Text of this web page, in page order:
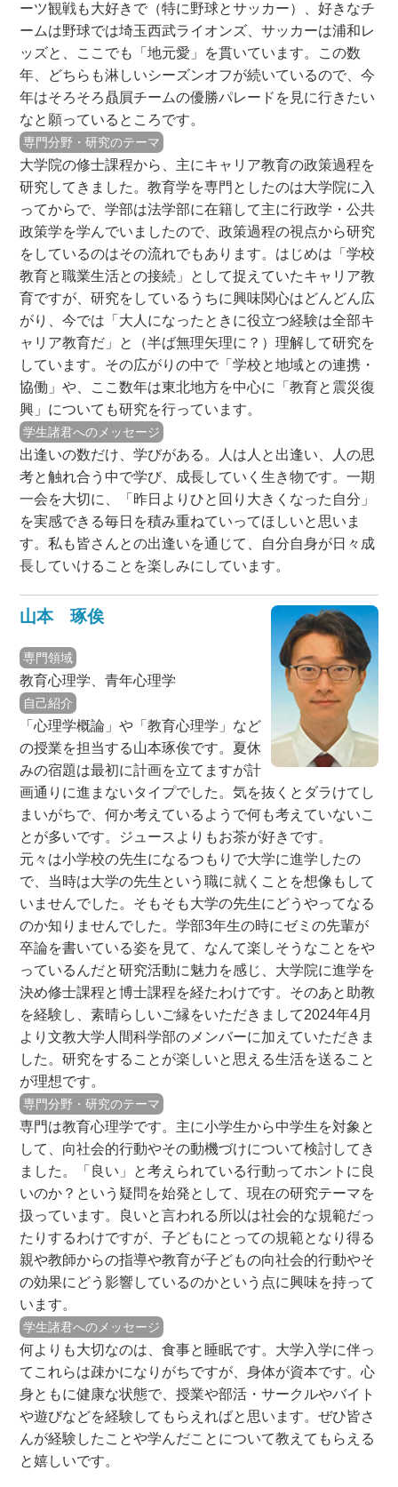
ーツ観戦も大好きで（特に野球とサッカー）、好きなチ
ームは野球では埼玉西武ライオンズ、サッカーは浦和レ
ッズと、ここでも「地元愛」を貫いています。この数
年、どちらも淋しいシーズンオフが続いているので、今
年はそろそろ贔屓チームの優勝パレードを見に行きたい
なと願っているところです。
専門分野・研究のテーマ
大学院の修士課程から、主にキャリア教育の政策過程を
研究してきました。教育学を専門としたのは大学院に入
ってからで、学部は法学部に在籍して主に行政学・公共
政策学を学んでいましたので、政策過程の視点から研究
をしているのはその流れでもあります。はじめは「学校
教育と職業生活との接続」として捉えていたキャリア教
育ですが、研究をしているうちに興味関心はどんどん広
がり、今では「大人になったときに役立つ経験は全部キ
ャリア教育だ」と（半ば無理矢理に？）理解して研究を
しています。その広がりの中で「学校と地域との連携・
協働」や、ここ数年は東北地方を中心に「教育と震災復
興」についても研究を行っています。
学生諸君へのメッセージ
出逢いの数だけ、学びがある。人は人と出逢い、人の思
考と触れ合う中で学び、成長していく生き物です。一期
一会を大切に、「昨日よりひと回り大きくなった自分」
を実感できる毎日を積み重ねていってほしいと思いま
す。私も皆さんとの出逢いを通じて、自分自身が日々成
長していけることを楽しみにしています。
山本 琢俟
専門領域
教育心理学、青年心理学
自己紹介
「心理学概論」や「教育心理学」など
の授業を担当する山本琢俟です。夏休
みの宿題は最初に計画を立てますが計
画通りに進まないタイプでした。気を抜くとダラけてし
まいがちで、何か考えているようで何も考えていないこ
とが多いです。ジュースよりもお茶が好きです。
元々は小学校の先生になるつもりで大学に進学したの
で、当時は大学の先生という職に就くことを想像もして
いませんでした。そもそも大学の先生にどうやってなる
のか知りませんでした。学部3年生の時にゼミの先輩が
卒論を書いている姿を見て、なんて楽しそうなことをや
っているんだと研究活動に魅力を感じ、大学院に進学を
決め修士課程と博士課程を経たわけです。そのあと助教
を経験し、素晴らしいご縁をいただきまして2024年4月
より文教大学人間科学部のメンバーに加えていただきま
した。研究をすることが楽しいと思える生活を送ること
が理想です。
専門分野・研究のテーマ
専門は教育心理学です。主に小学生から中学生を対象と
して、向社会的行動やその動機づけについて検討してき
ました。「良い」と考えられている行動ってホントに良
いのか？という疑問を始発として、現在の研究テーマを
扱っています。良いと言われる所以は社会的な規範だっ
たりするわけですが、子どもにとっての規範となり得る
親や教師からの指導や教育が子どもの向社会的行動やそ
の効果にどう影響しているのかという点に興味を持って
います。
学生諸君へのメッセージ
何よりも大切なのは、食事と睡眠です。大学入学に伴っ
てこれらは疎かになりがちですが、身体が資本です。心
身ともに健康な状態で、授業や部活・サークルやバイト
や遊びなどを経験してもらえればと思います。ぜひ皆さ
んが経験したことや学んだことについて教えてもらえる
と嬉しいです。